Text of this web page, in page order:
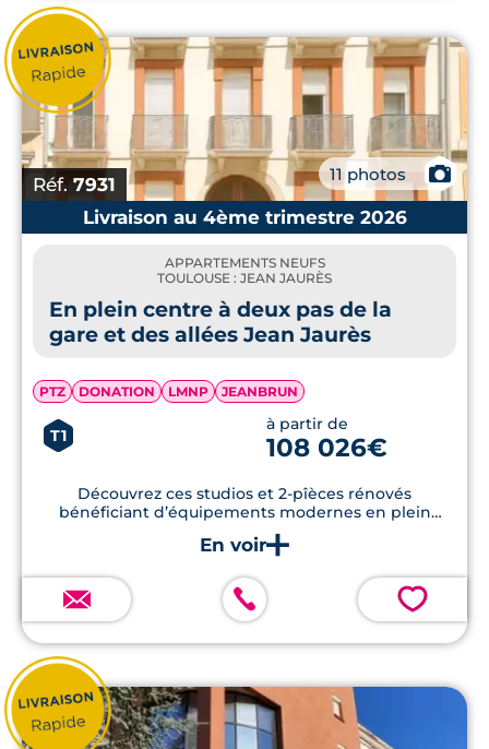
Réf.7931 11 photos
📷
Livraison au 4ème trimestre 2026
APPARTEMENTS NEUFS
TOULOUSE : JEAN JAURÈS
En plein centre à deux pas de la
gare et des allées Jean Jaurès
PTZ DONATION LMNP JEANBRUN
T1
à partir de
108 026€
Découvrez ces studios et 2-pîèces rénovés
bénéficiant d’équipements modernes en plein
centre-ville de Toulouse.
💗